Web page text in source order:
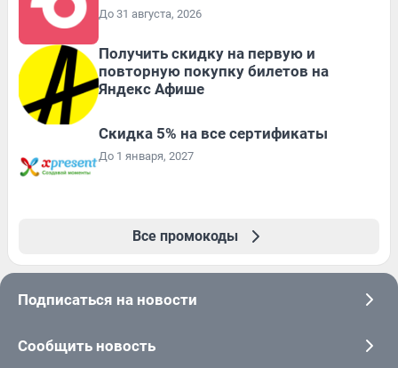
До 31 августа, 2026
Получить скидку на первую и
повторную покупку билетов на
Яндекс Афише
Скидка 5% на все сертификаты
До 1 января, 2027
Все промокоды
Подписаться на новости
Сообщить новость